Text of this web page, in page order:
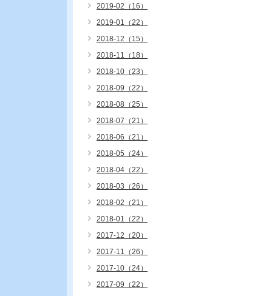
2019-02（16）
2019-01（22）
2018-12（15）
2018-11（18）
2018-10（23）
2018-09（22）
2018-08（25）
2018-07（21）
2018-06（21）
2018-05（24）
2018-04（22）
2018-03（26）
2018-02（21）
2018-01（22）
2017-12（20）
2017-11（26）
2017-10（24）
2017-09（22）